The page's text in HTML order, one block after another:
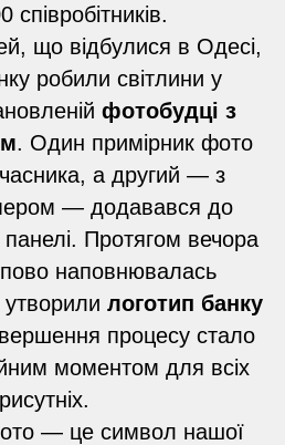
співробітників.
що відбулися в Одесі,
робили світлини у
фотобудці з
. Один примірник фото
а другий — з
— додавався до
панелі. Протягом вечора
наповнювалась
логотип банку
процесу стало
моментом для всіх
— це символ нашої